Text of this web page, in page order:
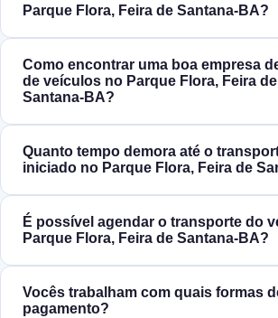
Parque Flora, Feira de Santana‑BA?
Como encontrar uma boa empresa
de veículos no Parque Flora, Feira de
Santana‑BA?
Quanto tempo demora até o
iniciado no Parque Flora, Feira de
É possível agendar o transporte do
Parque Flora, Feira de Santana‑BA?
Vocês trabalham com quais formas
pagamento?